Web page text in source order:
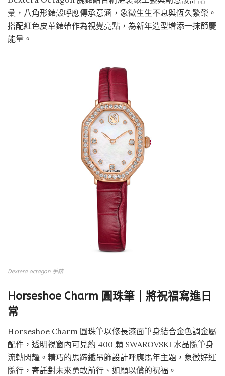
彙，八角形錶殼呼應傳承意涵，象徵生生不息與恆久繁榮。
搭配紅色皮革錶帶作為視覺亮點，為新年造型增添一抹節慶
能量。
Dextera octagon 手錶
Horseshoe Charm 圓珠筆｜將祝福寫進日
常
Horseshoe Charm 圓珠筆以修長漆面筆身結合金色調金屬
配件，透明視窗內可見約 400 顆 SWAROVSKI 水晶隨筆身
流轉閃耀。精巧的馬蹄鐵吊飾設計呼應馬年主題，象徵好運
隨行，寄託對未來勇敢前行、如願以償的祝福。